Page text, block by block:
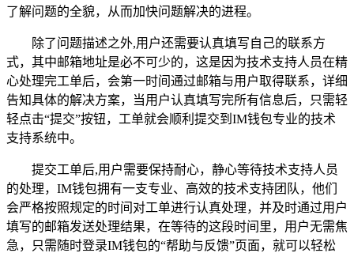
了解问题的全貌，从而加快问题解决的进程。
除了问题描述之外,用户还需要认真填写自己的联系方
式，其中邮箱地址是必不可少的，这是因为技术支持人员在精
心处理完工单后，会第一时间通过邮箱与用户取得联系，详细
告知具体的解决方案，当用户认真填写完所有信息后，只需轻
轻点击“提交”按钮，工单就会顺利提交到IM钱包专业的技术
支持系统中。
提交工单后,用户需要保持耐心，静心等待技术支持人员
的处理，IM钱包拥有一支专业、高效的技术支持团队，他们
会严格按照规定的时间对工单进行认真处理，并及时通过用户
填写的邮箱发送处理结果，在等待的这段时间里，用户无需焦
急，只需随时登录IM钱包的“帮助与反馈”页面，就可以轻松